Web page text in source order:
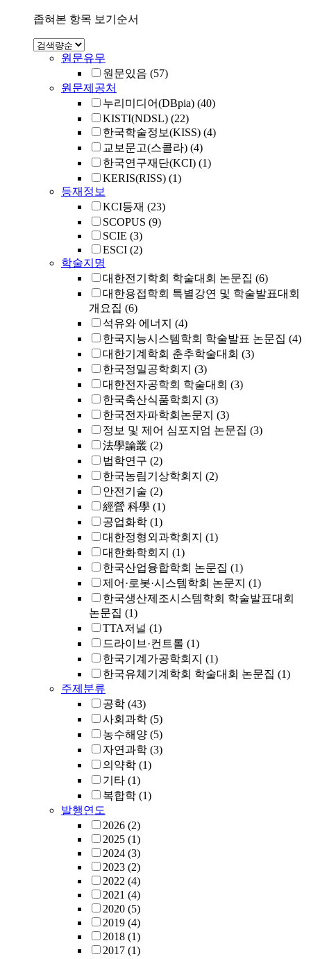
좁혀본 항목 보기순서
원문유무
원문있음 (57)
원문제공처
누리미디어(DBpia) (40)
KISTI(NDSL) (22)
한국학술정보(KISS) (4)
교보문고(스콜라) (4)
한국연구재단(KCI) (1)
KERIS(RISS) (1)
등재정보
KCI등재 (23)
SCOPUS (9)
SCIE (3)
ESCI (2)
학술지명
대한전기학회 학술대회 논문집 (6)
대한용접학회 특별강연 및 학술발표대회
개요집 (6)
석유와 에너지 (4)
한국지능시스템학회 학술발표 논문집 (4)
대한기계학회 춘추학술대회 (3)
한국정밀공학회지 (3)
대한전자공학회 학술대회 (3)
한국축산식품학회지 (3)
한국전자파학회논문지 (3)
정보 및 제어 심포지엄 논문집 (3)
法學論叢 (2)
법학연구 (2)
한국농림기상학회지 (2)
안전기술 (2)
經營 科學 (1)
공업화학 (1)
대한정형외과학회지 (1)
대한화학회지 (1)
한국산업융합학회 논문집 (1)
제어·로봇·시스템학회 논문지 (1)
한국생산제조시스템학회 학술발표대회
논문집 (1)
TTA저널 (1)
드라이브·컨트롤 (1)
한국기계가공학회지 (1)
한국유체기계학회 학술대회 논문집 (1)
주제분류
공학 (43)
사회과학 (5)
농수해양 (5)
자연과학 (3)
의약학 (1)
기타 (1)
복합학 (1)
발행연도
2026 (2)
2025 (1)
2024 (3)
2023 (2)
2022 (4)
2021 (4)
2020 (5)
2019 (4)
2018 (1)
2017 (1)